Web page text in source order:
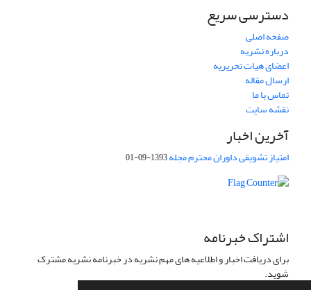
دسترسی سریع
صفحه اصلی
درباره نشریه
اعضای هیات تحریریه
ارسال مقاله
تماس با ما
نقشه سایت
آخرین اخبار
امتیاز تشویقی داوران محترم مجله1393-09-01
اشتراک خبرنامه
برای دریافت اخبار و اطلاعیه های مهم نشریه در خبرنامه نشریه مشترک
شوید.